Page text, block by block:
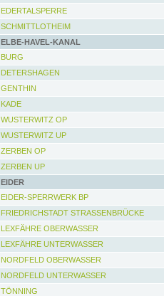
EDERTALSPERRE
SCHMITTLOTHEIM
ELBE-HAVEL-KANAL
BURG
DETERSHAGEN
GENTHIN
KADE
WUSTERWITZ OP
WUSTERWITZ UP
ZERBEN OP
ZERBEN UP
EIDER
EIDER-SPERRWERK BP
FRIEDRICHSTADT STRASSENBRÜCKE
LEXFÄHRE OBERWASSER
LEXFÄHRE UNTERWASSER
NORDFELD OBERWASSER
NORDFELD UNTERWASSER
TÖNNING